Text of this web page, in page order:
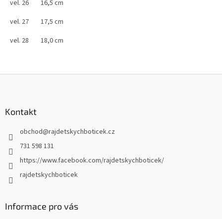
vel. 26 16,5 cm
vel. 27 17,5 cm
vel. 28 18,0 cm
Kontakt
obchod@rajdetskychboticek.cz
731 598 131
https://www.facebook.com/rajdetskychboticek/
rajdetskychboticek
Informace pro vás